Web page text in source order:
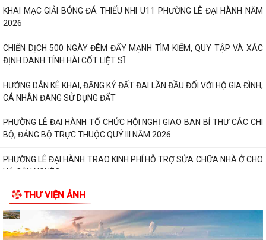
KHAI MẠC GIẢI BÓNG ĐÁ THIẾU NHI U11 PHƯỜNG LÊ ĐẠI HÀNH NĂM
2026
CHIẾN DỊCH 500 NGÀY ĐÊM ĐẨY MẠNH TÌM KIẾM, QUY TẬP VÀ XÁC
ĐỊNH DANH TÍNH HÀI CỐT LIỆT SĨ
HƯỚNG DẪN KÊ KHAI, ĐĂNG KÝ ĐẤT ĐAI LẦN ĐẦU ĐỐI VỚI HỘ GIA ĐÌNH,
CÁ NHÂN ĐANG SỬ DỤNG ĐẤT
PHƯỜNG LÊ ĐẠI HÀNH TỔ CHỨC HỘI NGHỊ GIAO BAN BÍ THƯ CÁC CHI
BỘ, ĐẢNG BỘ TRỰC THUỘC QUÝ III NĂM 2026
PHƯỜNG LÊ ĐẠI HÀNH TRAO KINH PHÍ HỖ TRỢ SỬA CHỮA NHÀ Ở CHO
HỘ CẬN NGHÈO
Phường Lê Đại Hành tổ chức điểm cầu trực tuyến Hội nghị sơ kết công
tác tuyên giáo và dân vận 6...
BIÊN BẢN TỔNG HỢP Ý kiến , tiếp thu, giải trình ý kiến góp ý đối với dự
THƯ VIỆN ẢNH